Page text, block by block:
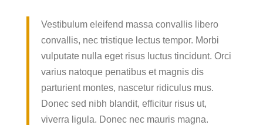
Vestibulum eleifend massa convallis libero
convallis, nec tristique lectus tempor. Morbi
vulputate nulla eget risus luctus tincidunt. Orci
varius natoque penatibus et magnis dis
parturient montes, nascetur ridiculus mus.
Donec sed nibh blandit, efficitur risus ut,
viverra ligula. Donec nec mauris magna.